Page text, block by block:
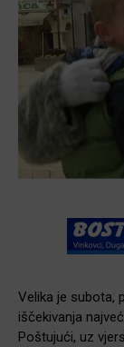
Velika je subota,
iščekivanja
Poštujući, uz